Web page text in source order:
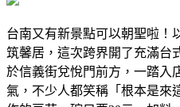
台南又有新景點可以朝聖啦！
筑馨居，這次跨界開了充滿台
於信義街兌悅門前方，一踏入
氣，不少人都笑稱「根本是來